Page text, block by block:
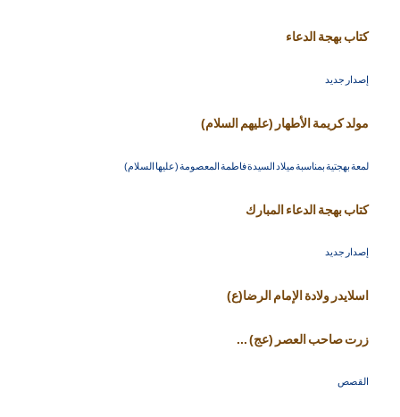
كتاب بهجة الدعاء
إصدار جديد
مولد كريمة الأطهار (عليهم السلام)
لمعة بهجتية بمناسبة ميلاد السيدة فاطمة المعصومة (عليها السلام)
كتاب بهجة الدعاء المبارك
إصدار جديد
اسلايدر ولادة الإمام الرضا(ع)
زرت صاحب العصر (عج) ...
القصص